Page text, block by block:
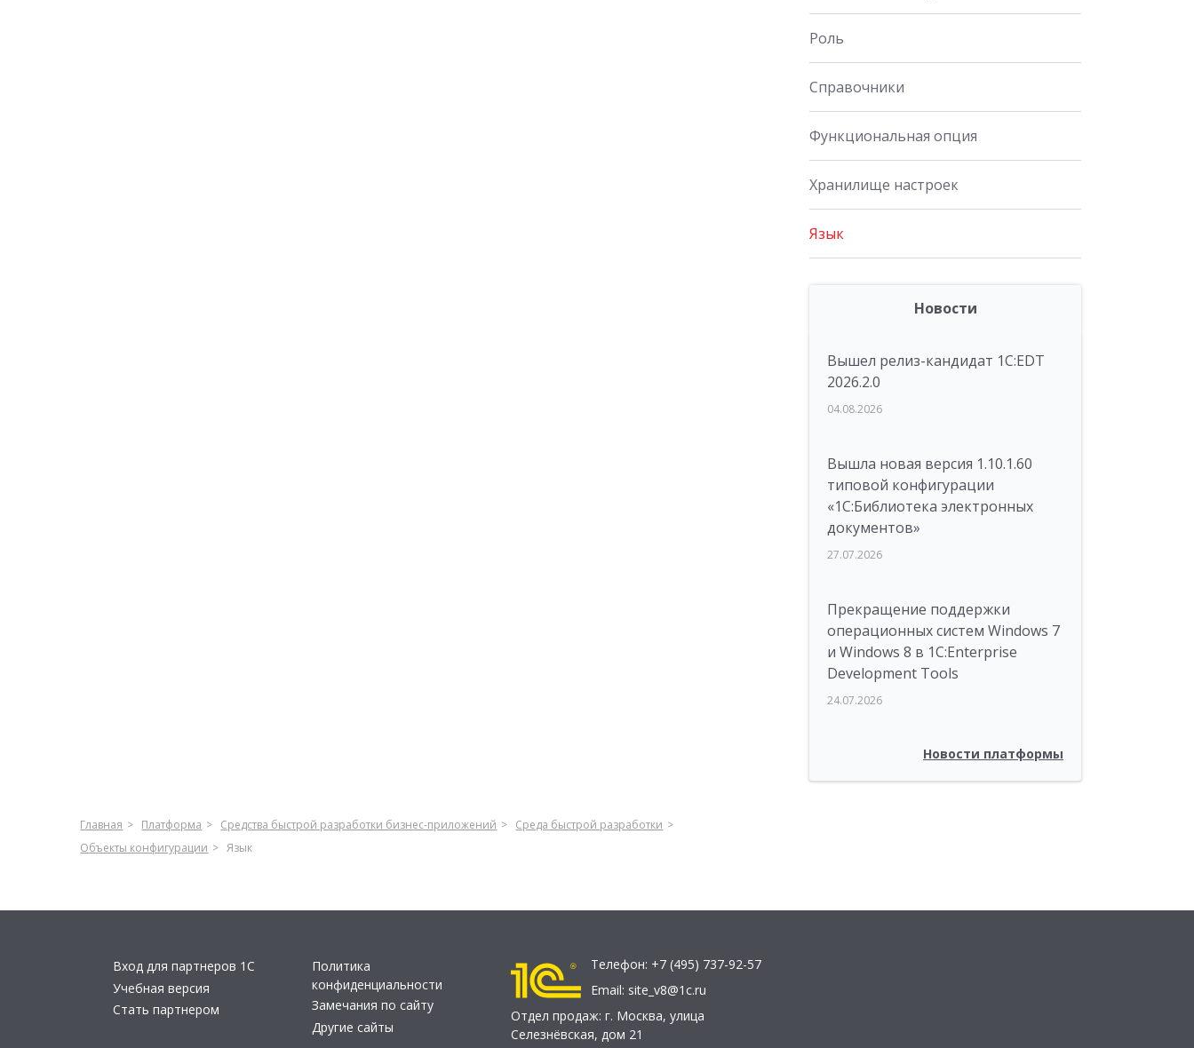
Роль
Справочники
Функциональная опция
Хранилище настроек
Язык
Новости
Вышел релиз-кандидат 1C:EDT
2026.2.0
04.08.2026
Вышла новая версия 1.10.1.60
типовой конфигурации
«1С:Библиотека электронных
документов»
27.07.2026
Прекращение поддержки
операционных систем Windows 7
и Windows 8 в 1C:Enterprise
Development Tools
24.07.2026
Новости платформы
Главная Платформа Средства быстрой разработки бизнес-приложений
Среда быстрой разработки
Объекты конфигурации
Язык
Вход для партнеров 1С
Учебная версия
Стать партнером
Политика
конфиденциальности
Замечания по сайту
Другие сайты
Телефон: +7 (495) 737-92-57
Email: site_v8@1c.ru
Отдел продаж: г. Москва, улица
Селезнёвская, дом 21